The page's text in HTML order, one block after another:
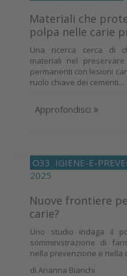
Materiali che
polpa nelle carie
Una ricerca cerca di
materiali nel
permanenti con lesioni
ruolo chiave dei cementi...
Approfondisci
O33 IGIENE-E-
2025
Nuove frontiere
carie?
Uno studio indaga il
somministrazione di
nella prevenzione e nella
di Arianna Bianchi